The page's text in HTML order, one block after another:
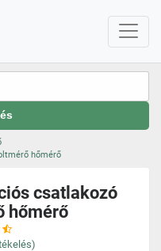
hőmérő
csatlakozó
hőmérő